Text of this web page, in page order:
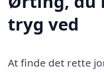
tryg ved
At finde det rette